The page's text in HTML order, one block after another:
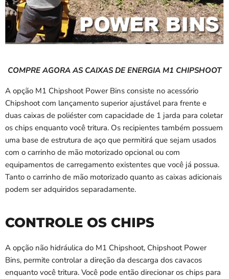
COMPRE AGORA AS CAIXAS DE ENERGIA M1 CHIPSHOOT
A opção M1 Chipshoot Power Bins consiste no acessório
Chipshoot com lançamento superior ajustável para frente e
duas caixas de poliéster com capacidade de 1 jarda para coletar
os chips enquanto você tritura. Os recipientes também possuem
uma base de estrutura de aço que permitirá que sejam usados ​​
com o carrinho de mão motorizado opcional ou com
equipamentos de carregamento existentes que você já possua.
Tanto o carrinho de mão motorizado quanto as caixas adicionais
podem ser adquiridos separadamente.
CONTROLE OS CHIPS
A opção não hidráulica do M1 Chipshoot, Chipshoot Power
Bins, permite controlar a direção da descarga dos cavacos
enquanto você tritura. Você pode então direcionar os chips para